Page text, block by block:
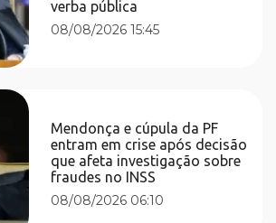
verba pública
08/08/2026 15:45
Mendonça e cúpula da PF
entram em crise após decisão
que afeta investigação sobre
fraudes no INSS
08/08/2026 06:10